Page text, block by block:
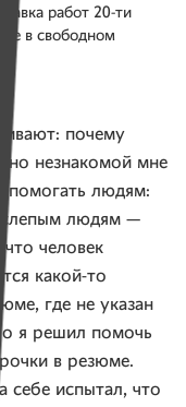
работ 20-ти
в свободном
почему
незнакомой мне
людям:
слепым людям —
человек
какой-то
где не указан
я решил помочь
в резюме.
себе испытал, что